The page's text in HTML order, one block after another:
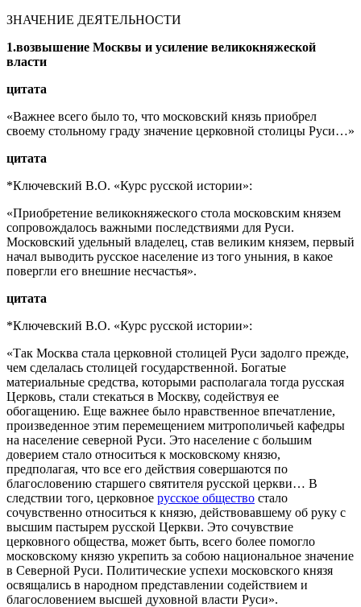
ЗНАЧЕНИЕ ДЕЯТЕЛЬНОСТИ
1.возвышение Москвы и усиление великокняжеской
власти
цитата
«Важнее всего было то, что московский князь приобрел
своему стольному граду значение церковной столицы Руси…»
цитата
*Ключевский В.О. «Курс русской истории»:
«Приобретение великокняжеского стола московским князем
сопровождалось важными последствиями для Руси.
Московский удельный владелец, став великим князем, первый
начал выводить русское население из того уныния, в какое
повергли его внешние несчастья».
цитата
*Ключевский В.О. «Курс русской истории»:
«Так Москва стала церковной столицей Руси задолго прежде,
чем сделалась столицей государственной. Богатые
материальные средства, которыми располагала тогда русская
Церковь, стали стекаться в Москву, содействуя ее
обогащению. Еще важнее было нравственное впечатление,
произведенное этим перемещением митрополичьей кафедры
на население северной Руси. Это население с большим
доверием стало относиться к московскому князю,
предполагая, что все его действия совершаются по
благословению старшего святителя русской церкви… В
следствии того, церковное русское общество стало
сочувственно относиться к князю, действовавшему об руку с
высшим пастырем русской Церкви. Это сочувствие
церковного общества, может быть, всего более помогло
московскому князю укрепить за собою национальное значение
в Северной Руси. Политические успехи московского князя
освящались в народном представлении содействием и
благословением высшей духовной власти Руси».